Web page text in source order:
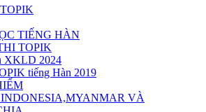
TIẾNG HÀN
TOPIK
XKLD 2024
tiếng Hàn 2019
INDONESIA,MYANMAR VÀ